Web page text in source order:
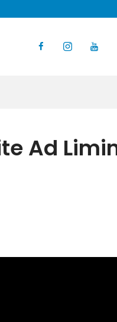
Ad